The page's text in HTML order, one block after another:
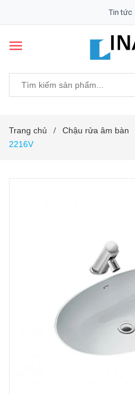
Tin tức
Trang chủ / Chậu rửa âm bàn
2216V